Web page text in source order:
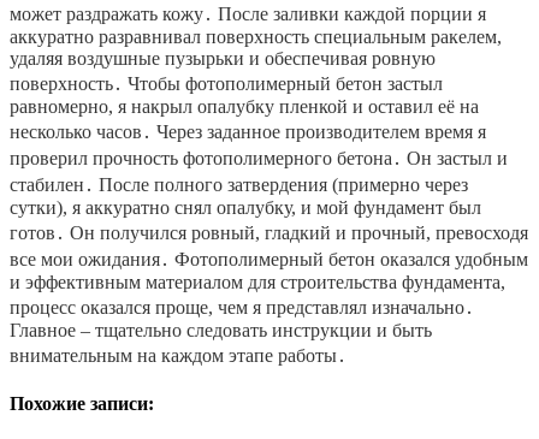
может раздражать кожу․ После заливки каждой порции я
аккуратно разравнивал поверхность специальным ракелем,
удаляя воздушные пузырьки и обеспечивая ровную
поверхность․ Чтобы фотополимерный бетон застыл
равномерно, я накрыл опалубку пленкой и оставил её на
несколько часов․ Через заданное производителем время я
проверил прочность фотополимерного бетона․ Он застыл и
стабилен․ После полного затвердения (примерно через
сутки), я аккуратно снял опалубку, и мой фундамент был
готов․ Он получился ровный, гладкий и прочный, превосходя
все мои ожидания․ Фотополимерный бетон оказался удобным
и эффективным материалом для строительства фундамента,
процесс оказался проще, чем я представлял изначально․
Главное – тщательно следовать инструкции и быть
внимательным на каждом этапе работы․
Похожие записи: